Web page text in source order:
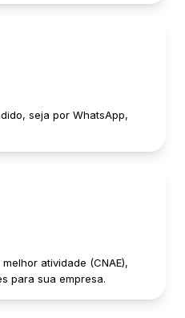
seja por WhatsApp,
atividade (CNAE),
para sua empresa.